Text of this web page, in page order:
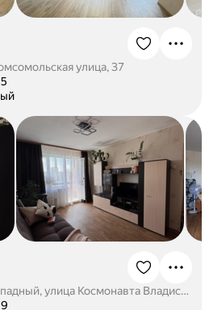
улица, 37
Киров, микрорайон Юго-Западный, улица Космонавта Владислава Волкова, 2к1